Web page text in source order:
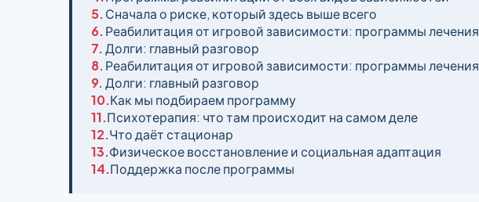
5.Сначала о риске, который здесь выше всего
6.Реабилитация от игровой зависимости: программы лечения
7.Долги: главный разговор
8.Реабилитация от игровой зависимости: программы лечения
9.Долги: главный разговор
10.Как мы подбираем программу
11.Психотерапия: что там происходит на самом деле
12.Что даёт стационар
13.Физическое восстановление и социальная адаптация
14.Поддержка после программы